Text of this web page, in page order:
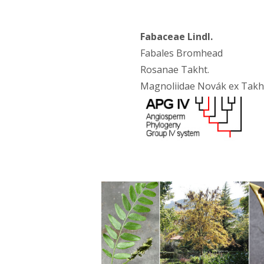
Fabaceae Lindl.
Fabales Bromhead
Rosanae Takht.
Magnoliidae Novák ex